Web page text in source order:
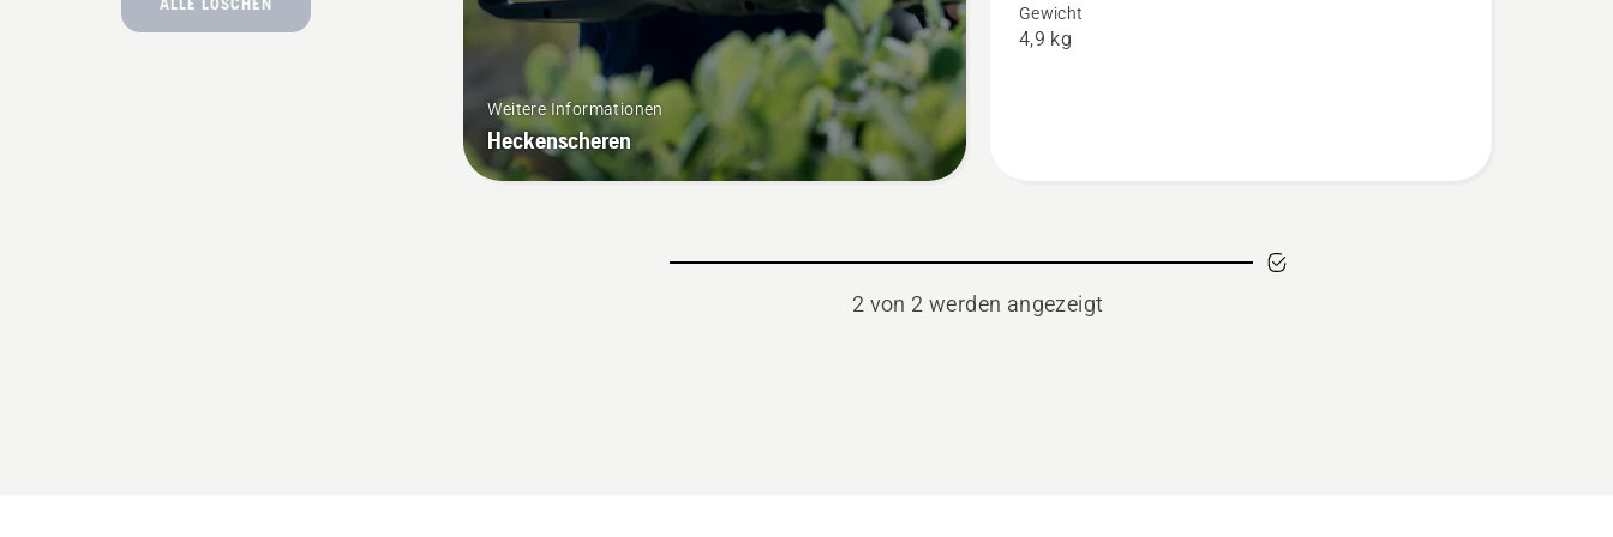
Weitere Informationen
Heckenscheren
Produktbewertung
Gewicht
4,9 kg
2 von 2 werden angezeigt